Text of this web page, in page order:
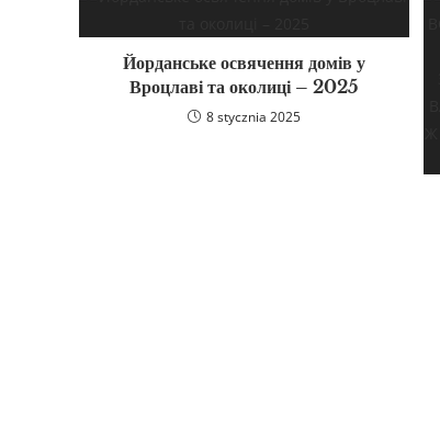
Йорданське освячення домів у
Вроцлаві та околиці – 2025
8 stycznia 2025